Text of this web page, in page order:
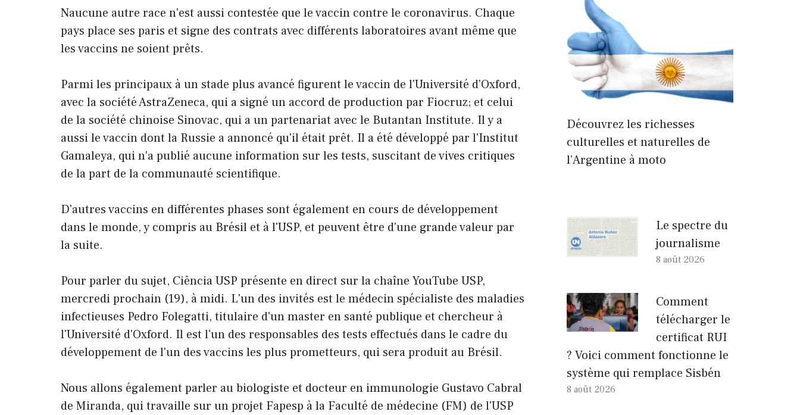
Naucune autre race n'est aussi contestée que le vaccin contre le coronavirus. Chaque
pays place ses paris et signe des contrats avec différents laboratoires avant même que
les vaccins ne soient prêts.
Parmi les principaux à un stade plus avancé figurent le vaccin de l'Université d'Oxford,
avec la société AstraZeneca, qui a signé un accord de production par Fiocruz; et celui
de la société chinoise Sinovac, qui a un partenariat avec le Butantan Institute. Il y a
aussi le vaccin dont la Russie a annoncé qu'il était prêt. Il a été développé par l'Institut
Gamaleya, qui n'a publié aucune information sur les tests, suscitant de vives critiques
de la part de la communauté scientifique.
D'autres vaccins en différentes phases sont également en cours de développement
dans le monde, y compris au Brésil et à l'USP, et peuvent être d'une grande valeur par
la suite.
Pour parler du sujet, Ciência USP présente en direct sur la chaîne YouTube USP,
mercredi prochain (19), à midi. L'un des invités est le médecin spécialiste des maladies
infectieuses Pedro Folegatti, titulaire d'un master en santé publique et chercheur à
l'Université d'Oxford. Il est l'un des responsables des tests effectués dans le cadre du
développement de l'un des vaccins les plus prometteurs, qui sera produit au Brésil.
Nous allons également parler au biologiste et docteur en immunologie Gustavo Cabral
de Miranda, qui travaille sur un projet Fapesp à la Faculté de médecine (FM) de l'USP
Découvrez les richesses
culturelles et naturelles de
l’Argentine à moto
Le spectre du
journalisme
8 août 2026
Comment
télécharger le
certificat RUI
? Voici comment fonctionne le
système qui remplace Sisbén
8 août 2026